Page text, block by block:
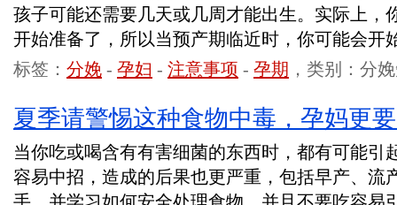
孩子可能还需要几天或几周才能出生。实际上，
开始准备了，所以当预产期临近时，你可能会开
标签： 分娩 - 孕妇 - 注意事项 - 孕期 ，类别：分
夏季请警惕这种食物中毒，孕妈更
当你吃或喝含有有害细菌的东西时，都有可能引
容易中招，造成的后果也更严重，包括早产、流